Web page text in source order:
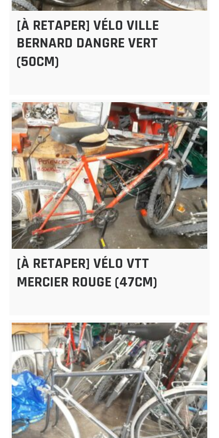
[À RETAPER] VÉLO VILLE
BERNARD DANGRE VERT
(50CM)
[À RETAPER] VÉLO VTT
MERCIER ROUGE (47CM)